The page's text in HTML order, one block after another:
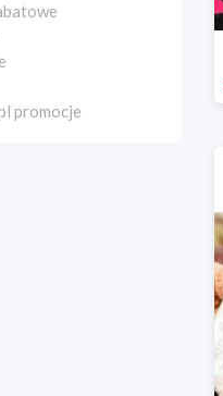
promocje